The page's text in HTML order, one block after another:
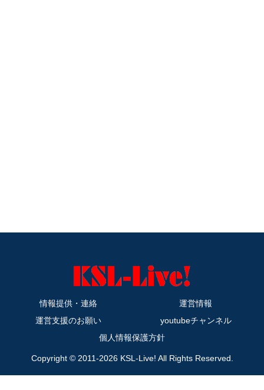
情報提供・連絡
運営情報
運営支援のお願い
youtubeチャンネル
個人情報保護方針
Copyright © 2011-2026 KSL-Live! All Rights Reserved.